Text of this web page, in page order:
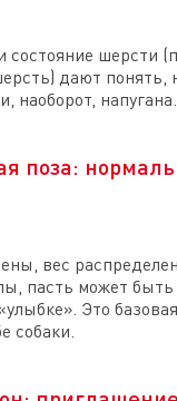
состояние шерсти
дают понять,
наоборот, напугана.
поза:
вес
пасть может
Это
собаки.